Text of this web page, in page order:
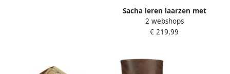
Sacha leren laarzen met
blokhak bruin
2 webshops
€ 219,99